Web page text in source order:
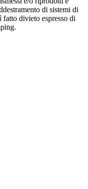
di sistemi di
divieto espresso di